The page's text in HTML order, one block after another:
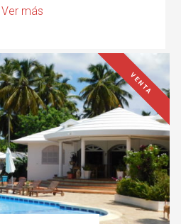
Ver más
VENTA